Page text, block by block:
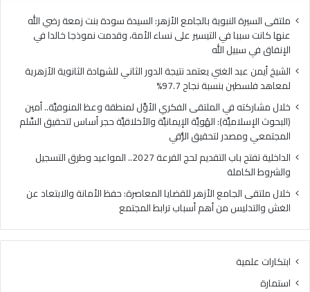
بنسبة
نجاح
97.7%
ملتقى السيرة النبوية بالجامع الأزهر: السيدة سودة بنت زمعة رضي الله
عنها كانت سببا في التيسير على نساء الأمة، وقدمت نموذجا خالدا في
الإنفاق في سبيل الله
الشيخ أيمن عبد الغني يعتمد نتيجة الدور الثاني للشهادة الثانوية الأزهرية
لمعاهد فلسطين بنسبة نجاح 97.7%
خلال مشاركته في الملتقى الفكري الأوَّل لمنطقة وعظ المنوفيَّة.. أمين
(البحوث الإسلاميَّة): الهُويَّة الإيمانيَّة والأخلاقيَّة حجر أساس لتحقيق السِّلم
المجتمعي ومصدر لتحقيق الرُّقي
الداخلية تفتح باب التقديم لحج القرعة 2027.. المواعيد وطرق التسجيل
والشروط الكاملة
خلال ملتقى الجامع الأزهر للقضايا المعاصرة: حفظ الأمانة والابتعاد عن
الغش والتدليس من أهم أسباب ترابط المجتمع
ابتكارات علمية
استمارة